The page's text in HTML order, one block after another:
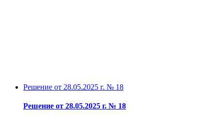
Решение от 28.05.2025 г. № 18
Решение от 28.05.2025 г. № 18